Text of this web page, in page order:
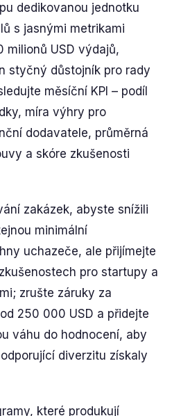
dedikovanou jednotku
s jasnými metrikami
milionů USD výdajů,
styčný důstojník pro rady
měsíční KPI – podíl
míra výhry pro
dodavatele, průměrná
a skóre zkušenosti
zakázek, abyste snížili
minimální
uchazeče, ale přijímejte
pro startupy a
zrušte záruky za
250 000 USD a přidejte
váhu do hodnocení, aby
diverzitu získaly
které produkují